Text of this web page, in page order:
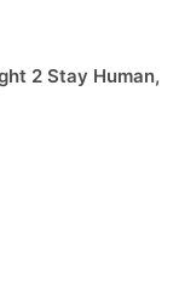
2 Stay Human,